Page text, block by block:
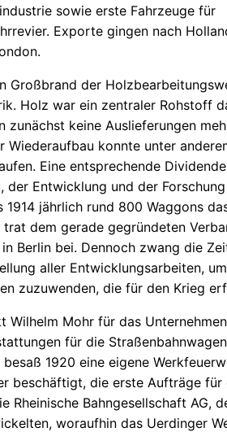
sowie erste Fahrzeuge für
Exporte gingen nach
Großbrand der
Holz war ein zentraler Rohstoff
zunächst keine Auslieferungen
Wiederaufbau konnte unter
Eine entsprechende
der Entwicklung und der
jährlich rund 800 Waggons
dem gerade gegründeten
Berlin bei. Dennoch zwang die
aller Entwicklungsarbeiten,
zuzuwenden, die für den Krieg
Wilhelm Mohr für das
für die
1920 eine eigene
beschäftigt, die erste Aufträge für
Rheinische Bahngesellschaft AG,
woraufhin das Uerdinger